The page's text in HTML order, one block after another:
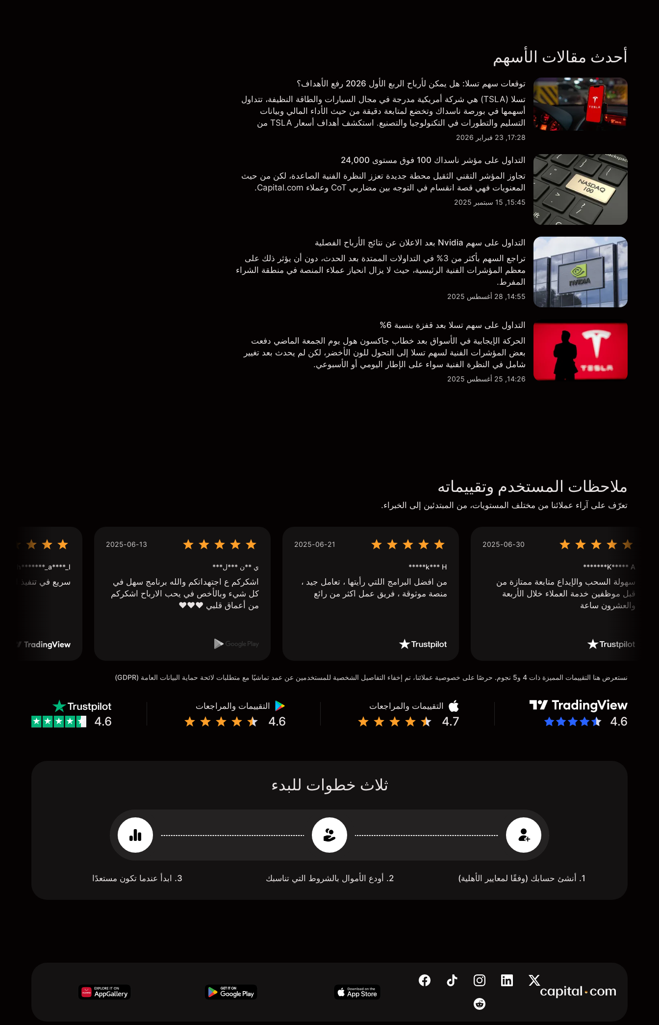
أحدث مقالات الأسهم
توقعات سهم تسلا: هل يمكن لأرباح الربع الأول 2026 رفع الأهداف؟
تسلا (TSLA) هي شركة أمريكية مدرجة في مجال السيارات والطاقة النظيفة، تتداول
أسهمها في بورصة ناسداك وتخضع لمتابعة دقيقة من حيث الأداء المالي وبيانات
التسليم والتطورات في التكنولوجيا والتصنيع. استكشف أهداف أسعار TSLA من
طرف ثالث والتحليل الفني.
17:28, 23 فبراير 2026
التداول على مؤشر ناسداك 100 فوق مستوى 24,000
تجاوز المؤشر التقني الثقيل محطة جديدة تعزز النظرة الفنية الصاعدة، لكن من حيث
المعنويات فهي قصة انقسام في التوجه بين مضاربي CoT وعملاء Capital.com.
15:45, 15 سبتمبر 2025
التداول على سهم Nvidia بعد الاعلان عن نتائج الأرباح الفصلية
تراجع السهم بأكثر من 3% في التداولات الممتدة بعد الحدث، دون أن يؤثر ذلك على
معظم المؤشرات الفنية الرئيسية، حيث لا يزال انحياز عملاء المنصة في منطقة الشراء
المفرط.
14:55, 28 أغسطس 2025
التداول على سهم تسلا بعد قفزة بنسبة 6%
الحركة الإيجابية في الأسواق بعد خطاب جاكسون هول يوم الجمعة الماضي دفعت
بعض المؤشرات الفنية لسهم تسلا إلى التحول للون الأخضر، لكن لم يحدث بعد تغيير
شامل في النظرة الفنية سواء على الإطار اليومي أو الأسبوعي.
14:26, 25 أغسطس 2025
ملاحظات المستخدم وتقييماته
تعرّف على آراء عملائنا من مختلف المستويات، من المبتدئين إلى الخبراء.
2025-06-30
K***** A*******
سهولة السحب والإيداع متابعة ممتازة من
قبل موظفين خدمة العملاء خلال الأربعة
والعشرون ساعة
2025-06-21
k*** H*****
من افضل البرامج اللتي رأيتها ، تعامل جيد ،
منصة موثوقة ، فريق عمل اكثر من رائع
2025-06-13
ي **ن ***ل***
اشكركم ع اجتهداتكم والله برنامج سهل في
كل شيء وبالأخص في يحب الارباح اشكركم
من أعماق قلبي ❤️❤️❤️
h*******_a****_l***
سريع في تنفيذ
نستعرض هنا التقييمات المميزة ذات 4 و5 نجوم. حرصًا على خصوصية عملائنا، تم إخفاء التفاصيل الشخصية للمستخدمين عن عمد تماشيًا مع متطلبات لائحة حماية البيانات العامة (GDPR)
4.6
التقييمات والمراجعات
4.7
التقييمات والمراجعات
4.6
4.6
ثلاث خطوات للبدء
1. أنشئ حسابك (وفقًا لمعايير الأهلية) 2. أودع الأموال بالشروط التي تناسبك 3. ابدأ عندما تكون مستعدًا